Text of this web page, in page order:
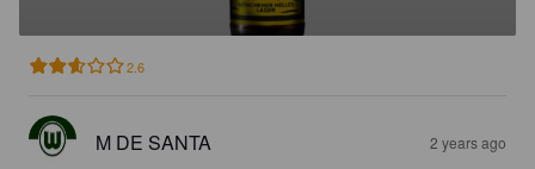
2.6
M DE SANTA 2 years ago